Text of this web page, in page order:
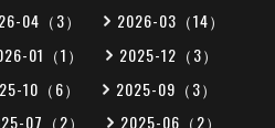
04（3）
2026-03（14）
01（1）
2025-12（3）
10（6）
2025-09（3）
07（2）
2025-06（2）